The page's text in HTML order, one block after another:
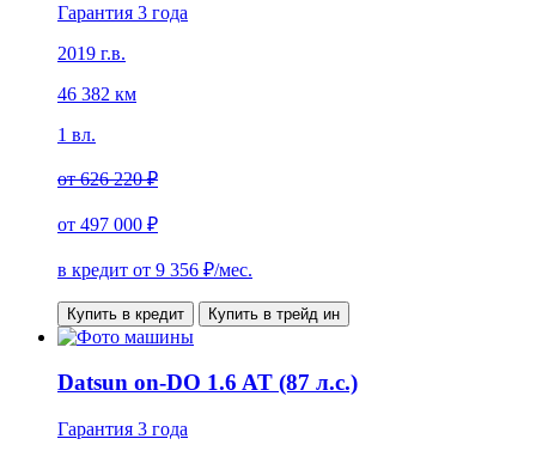
Гарантия 3 года
2019 г.в.
46 382 км
1 вл.
от626 220 ₽
от 497 000 ₽
в кредит от 9 356 ₽/мес.
Купить в кредит Купить в трейд ин
Datsun on-DO 1.6 AT (87 л.с.)
Гарантия 3 года